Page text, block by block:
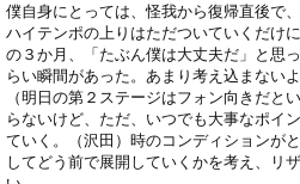
僕自身にとっては、怪我から復帰直後で
ハイテンポの上りはただついていくだけ
の３か月、「たぶん僕は大丈夫だ」と思
らい瞬間があった。あまり考え込まない
（明日の第２ステージはフォン向きだと
らないけど、ただ、いつでも大事なポイ
ていく。（沢田）時のコンディションが
してどう前で展開していくかを考え、リ